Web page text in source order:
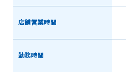
店舗営業時間
勤務時間